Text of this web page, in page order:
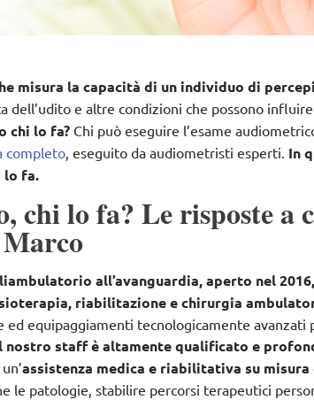
misura la capacità di un individuo di
dell’udito e altre condizioni che possono
chi lo fa? Chi può eseguire l’esame
completo , eseguito da audiometristi esperti. In
lo fa.
chi lo fa? Le risposte a
all’avanguardia, aperto nel
riabilitazione e chirurgia
ed equipaggiamenti tecnologicamente avanzati
nostro staff è altamente qualificato e
assistenza medica e riabilitativa su
le patologie, stabilire percorsi terapeutici